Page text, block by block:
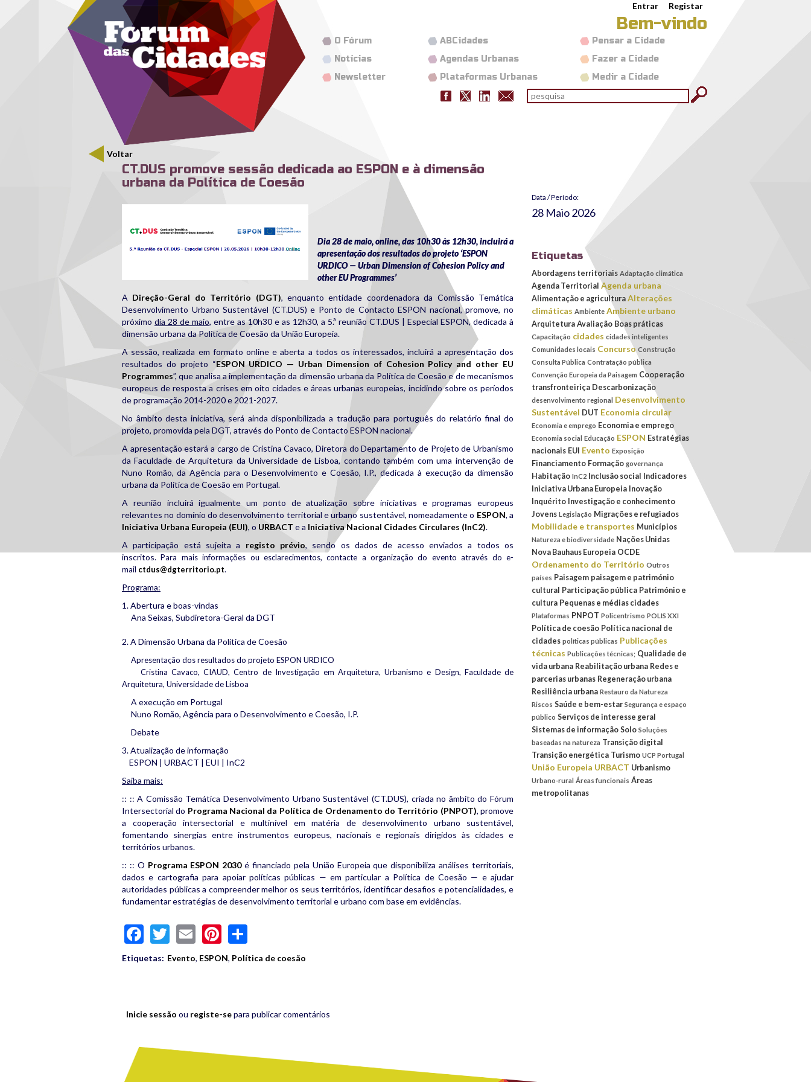
Passar para o conteúdo principalMenu secundário Entrar Registar
Bem-vindo
Pensar a Cidade
Fazer a Cidade
Medir a Cidade
ABCidades
Agendas Urbanas
Plataformas Urbanas
O Fórum
Notícias
Newsletter
Formulário de pesquisa
pesquisar
Voltar
CT.DUS promove sessão dedicada ao ESPON e à dimensão
urbana da Política de Coesão
Dia 28 de maio, online, das 10h30 às 12h30, incluirá a
apresentação dos resultados do projeto ‘ESPON
URDICO — Urban Dimension of Cohesion Policy and
other EU Programmes’
A Direção-Geral do Território (DGT), enquanto entidade coordenadora da Comissão Temática
Desenvolvimento Urbano Sustentável (CT.DUS) e Ponto de Contacto ESPON nacional, promove, no
próximo dia 28 de maio, entre as 10h30 e as 12h30, a 5.ª reunião CT.DUS | Especial ESPON, dedicada à
dimensão urbana da Política de Coesão da União Europeia.
A sessão, realizada em formato online e aberta a todos os interessados, incluirá a apresentação dos
resultados do projeto “ESPON URDICO — Urban Dimension of Cohesion Policy and other EU
Programmes”, que analisa a implementação da dimensão urbana da Política de Coesão e de mecanismos
europeus de resposta a crises em oito cidades e áreas urbanas europeias, incidindo sobre os períodos
de programação 2014-2020 e 2021-2027.
No âmbito desta iniciativa, será ainda disponibilizada a tradução para português do relatório final do
projeto, promovida pela DGT, através do Ponto de Contacto ESPON nacional.
A apresentação estará a cargo de Cristina Cavaco, Diretora do Departamento de Projeto de Urbanismo
da Faculdade de Arquitetura da Universidade de Lisboa, contando também com uma intervenção de
Nuno Romão, da Agência para o Desenvolvimento e Coesão, I.P., dedicada à execução da dimensão
urbana da Política de Coesão em Portugal.
A reunião incluirá igualmente um ponto de atualização sobre iniciativas e programas europeus
relevantes no domínio do desenvolvimento territorial e urbano sustentável, nomeadamente o ESPON, a
Iniciativa Urbana Europeia (EUI), o URBACT e a Iniciativa Nacional Cidades Circulares (InC2).
A participação está sujeita a registo prévio, sendo os dados de acesso enviados a todos os
inscritos.Para mais informações ou esclarecimentos, contacte a organização do evento através do e-
mail ctdus@dgterritorio.pt.
Programa:
1. Abertura e boas-vindas
Ana Seixas, Subdiretora-Geral da DGT
2. A Dimensão Urbana da Política de Coesão
Apresentação dos resultados do projeto ESPON URDICO
Cristina Cavaco, CIAUD, Centro de Investigação em Arquitetura, Urbanismo e Design, Faculdade de
Arquitetura, Universidade de Lisboa
A execução em Portugal
Nuno Romão, Agência para o Desenvolvimento e Coesão, I.P.
Debate
3. Atualização de informação
ESPON | URBACT | EUI | InC2
Saiba mais:
:: :: A Comissão Temática Desenvolvimento Urbano Sustentável (CT.DUS), criada no âmbito do Fórum
Intersectorial do Programa Nacional da Política de Ordenamento do Território (PNPOT), promove
a cooperação intersectorial e multinível em matéria de desenvolvimento urbano sustentável,
fomentando sinergias entre instrumentos europeus, nacionais e regionais dirigidos às cidades e
territórios urbanos.
:: :: O Programa ESPON 2030é financiado pela União Europeia que disponibiliza análises territoriais,
dados e cartografia para apoiar políticas públicas — em particular a Política de Coesão — e ajudar
autoridades públicas a compreender melhor os seus territórios, identificar desafios e potencialidades, e
fundamentar estratégias de desenvolvimento territorial e urbano com base em evidências.
Facebook
Twitter
EmailPinterest
Etiquetas: Evento, ESPON, Política de coesão
Inicie sessão ou registe-separa publicar comentários
Data / Período:
28 Maio 2026
Etiquetas
Abordagens territoriais Adaptação climática
Agenda Territorial Agenda urbana
Alimentação e agricultura Alterações
climáticas Ambiente Ambiente urbano
Arquitetura Avaliação Boas práticas
Capacitação cidades cidades inteligentes
Comunidades locais Concurso Construção
Consulta Pública Contratação pública
Convenção Europeia da Paisagem Cooperação
transfronteiriça Descarbonização
desenvolvimento regional Desenvolvimento
Sustentável DUT Economia circular
Economia e emprego Economia e emprego
Economia social Educação ESPON Estratégias
nacionais EUI Evento Exposição
Financiamento Formação governança
Habitação InC2 Inclusão social
Indicadores
Iniciativa Urbana Europeia Inovação
Inquérito Investigação e conhecimento
Jovens Legislação Migrações e refugiados
Mobilidade e transportes Municípios
Natureza e biodiversidade Nações Unidas
Nova Bauhaus Europeia OCDE
Ordenamento do Território Outros
países Paisagem paisagem e património
cultural Participação pública Património e
cultura Pequenas e médias cidades
Plataformas PNPOT Policentrismo POLIS XXI
Política de coesão Política nacional de
cidades políticas públicas Publicações
técnicas Publicações técnicas; Qualidade de
vida urbana Reabilitação urbana Redes e
parcerias urbanas Regeneração urbana
Resiliência urbana Restauro da Natureza
Riscos Saúde e bem-estar Segurança e espaço
público Serviços de interesse geral
Sistemas de informação Solo Soluções
baseadas na natureza Transição digital
Transição energética Turismo UCP Portugal
União Europeia URBACT Urbanismo
Urbano-rural Áreas funcionais Áreas
metropolitanas